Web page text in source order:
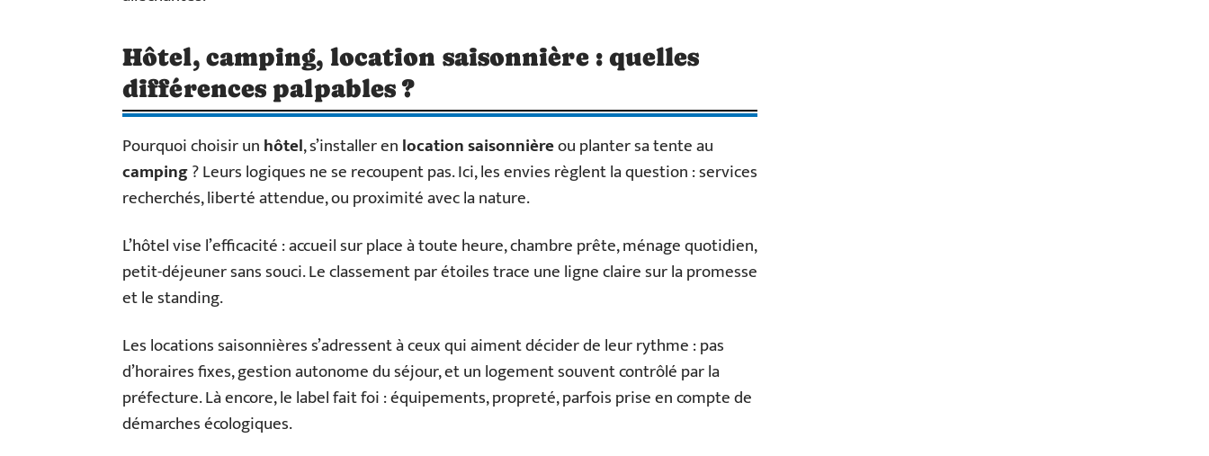
Hôtel, camping, location saisonnière : quelles
différences palpables ?
Pourquoi choisir unhôtel, s’installer enlocation saisonnièreou planter sa tente au
camping? Leurs logiques ne se recoupent pas. Ici, les envies règlent la question : services
recherchés, liberté attendue, ou proximité avec la nature.
L’hôtel vise l’efficacité : accueil sur place à toute heure, chambre prête, ménage quotidien,
petit-déjeuner sans souci. Le classement par étoiles trace une ligne claire sur la promesse
et le standing.
Les locations saisonnières s’adressent à ceux qui aiment décider de leur rythme : pas
d’horaires fixes, gestion autonome du séjour, et un logement souvent contrôlé par la
préfecture. Là encore, le label fait foi : équipements, propreté, parfois prise en compte de
démarches écologiques.